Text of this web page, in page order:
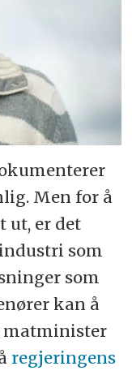
Men for å
ut, er det
som
som
kan å
matminister
regjeringens